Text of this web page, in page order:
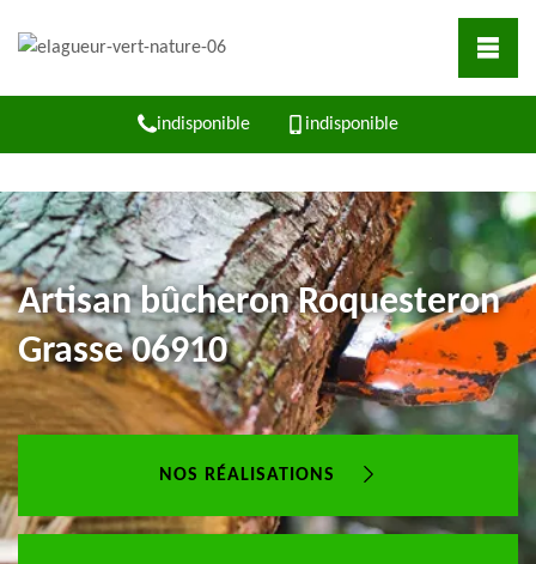
indisponible indisponible
Artisan bûcheron Roquesteron
Grasse 06910
NOS RÉALISATIONS